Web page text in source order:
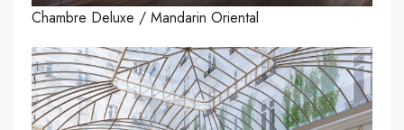
Chambre Deluxe / Mandarin Oriental